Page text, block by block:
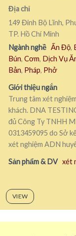
Địa chỉ
149 Đinh Bộ Lĩnh,
TP. Hồ Chí Minh
Ngành nghề Ấn Độ,
Bún, Cơm, Dịch Vụ
Bản, Pháp, Phở
Giới thiệu ngắn
Trung tâm xét
khách. DNA
đủ Công Ty TNHH
0313459095 do Sở
xét nghiệm ADN
Sản phẩm & DV xét
VIEW